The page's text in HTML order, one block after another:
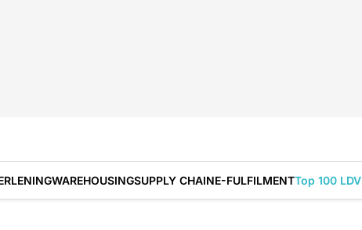
WAREHOUSINGSUPPLY CHAINE-FULFILMENTTop 100 LDV